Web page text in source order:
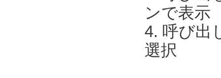
ンで表示
4. 呼び出
選択